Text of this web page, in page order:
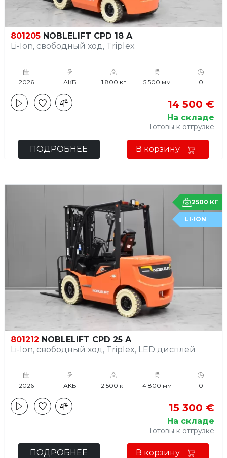
801205 NOBLELIFT CPD 18 A
Li-Ion, свободный ход, Triplex
2026 АКБ 1 800 кг 5 500 мм 0
14 500 €
На складе
Готовы к отгрузке
ПОДРОБНЕЕ В корзину
2500 КГ
LI-ION
801212 NOBLELIFT CPD 25 A
Li-Ion, свободный ход, Triplex, LED дисплей
2026 АКБ 2 500 кг 4 800 мм 0
15 300 €
На складе
Готовы к отгрузке
ПОДРОБНЕЕ В корзину